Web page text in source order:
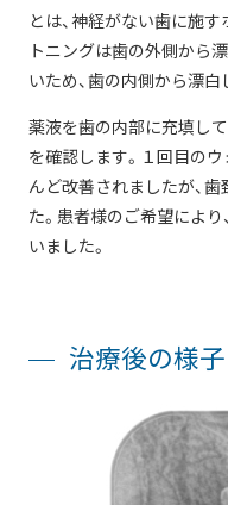
とは、神経がない歯に施
トニングは歯の外側から
いため、歯の内側から漂白
薬液を歯の内部に充填し
を確認します。１回目の
んど改善されましたが、
た。患者様のご希望によ
いました。
治療後の様子